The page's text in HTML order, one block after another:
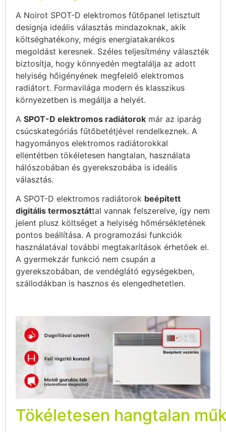
A Noirot SPOT-D elektromos fűtőpanel letisztult
designja ideális választás mindazoknak, akik
költséghatékony, mégis energiatakarékos
megoldást keresnek. Széles teljesítmény választék
biztosítja, hogy könnyedén megtalálja az adott
helyiség hőigényének megfelelő elektromos
radiátort. Formavilága modern és klasszikus
környezetben is megállja a helyét.
A SPOT-D elektromos radiátorok már az iparág
csúcskategóriás fűtőbetétjével rendelkeznek. A
hagyományos elektromos radiátorokkal
ellentétben tökéletesen hangtalan, használata
hálószobában és gyerekszobába is ideális
választás.
A SPOT-D elektromos radiátorok beépített
digitális termosztáttal vannak felszerelve, így nem
jelent plusz költséget a helyiség hőmérsékletének
pontos beállítása. A programozási funkciók
használatával további megtakarítások érhetőek el.
A gyermekzár funkció nem csupán a
gyerekszobában, de vendéglátó egységekben,
szállodákban is hasznos és elengedhetetlen.
Tökéletesen hangtalan